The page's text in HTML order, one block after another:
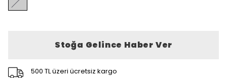
Stoğa Gelince Haber Ver
500 TL üzeri ücretsiz kargo